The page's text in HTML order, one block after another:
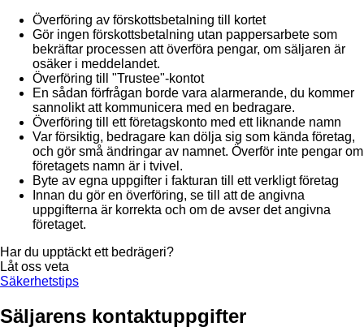
Överföring av förskottsbetalning till kortet
Gör ingen förskottsbetalning utan pappersarbete som
bekräftar processen att överföra pengar, om säljaren är
osäker i meddelandet.
Överföring till "Trustee"-kontot
En sådan förfrågan borde vara alarmerande, du kommer
sannolikt att kommunicera med en bedragare.
Överföring till ett företagskonto med ett liknande namn
Var försiktig, bedragare kan dölja sig som kända företag,
och gör små ändringar av namnet. Överför inte pengar om
företagets namn är i tvivel.
Byte av egna uppgifter i fakturan till ett verkligt företag
Innan du gör en överföring, se till att de angivna
uppgifterna är korrekta och om de avser det angivna
företaget.
Har du upptäckt ett bedrägeri?
Låt oss veta
Säkerhetstips
Säljarens kontaktuppgifter